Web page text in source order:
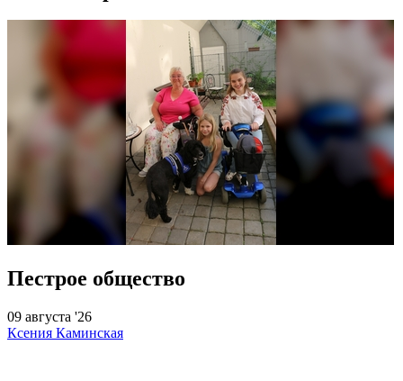
Пестрое общество
09 августа '26
Ксения Каминская